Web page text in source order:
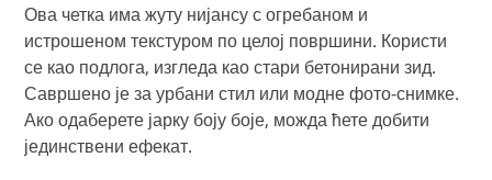
Ова четка има жуту нијансу с огребаном и
истрошеном текстуром по целој површини. Користи
се као подлога, изгледа као стари бетонирани зид.
Савршено је за урбани стил или модне фото-снимке.
Ако одаберете јарку боју боје, можда ћете добити
јединствени ефекат.